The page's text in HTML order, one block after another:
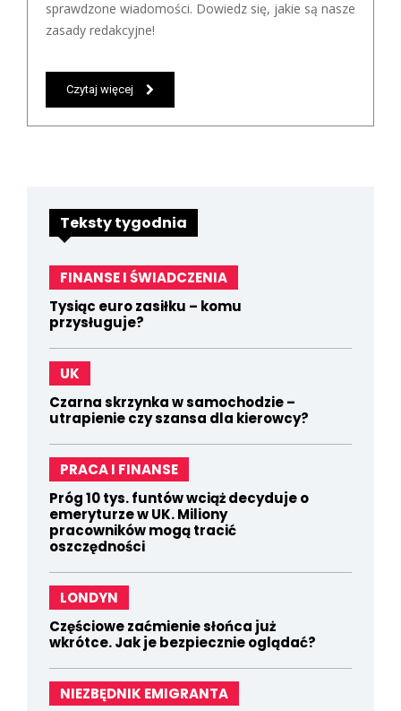
sprawdzone wiadomości. Dowiedz się, jakie są nasze
zasady redakcyjne!
Czytaj więcej
Teksty tygodnia
FINANSE I ŚWIADCZENIA
Tysiąc euro zasiłku – komu
przysługuje?
UK
Czarna skrzynka w samochodzie –
utrapienie czy szansa dla kierowcy?
PRACA I FINANSE
Próg 10 tys. funtów wciąż decyduje o
emeryturze w UK. Miliony
pracowników mogą tracić
oszczędności
LONDYN
Częściowe zaćmienie słońca już
wkrótce. Jak je bezpiecznie oglądać?
NIEZBĘDNIK EMIGRANTA